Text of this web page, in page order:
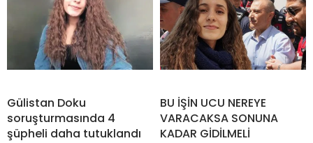
Gülistan Doku
soruşturmasında 4
şüpheli daha tutuklandı
BU İŞİN UCU NEREYE
VARACAKSA SONUNA
KADAR GİDİLMELİ